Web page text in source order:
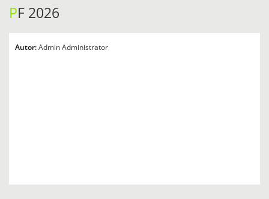
PF 2026
Autor:Admin Administrator